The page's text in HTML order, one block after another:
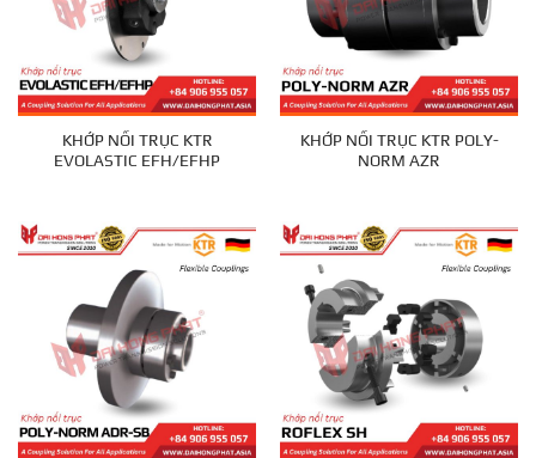
KHỚP NỐI TRỤC KTR
EVOLASTIC EFH/EFHP
KHỚP NỐI TRỤC KTR POLY-
NORM AZR